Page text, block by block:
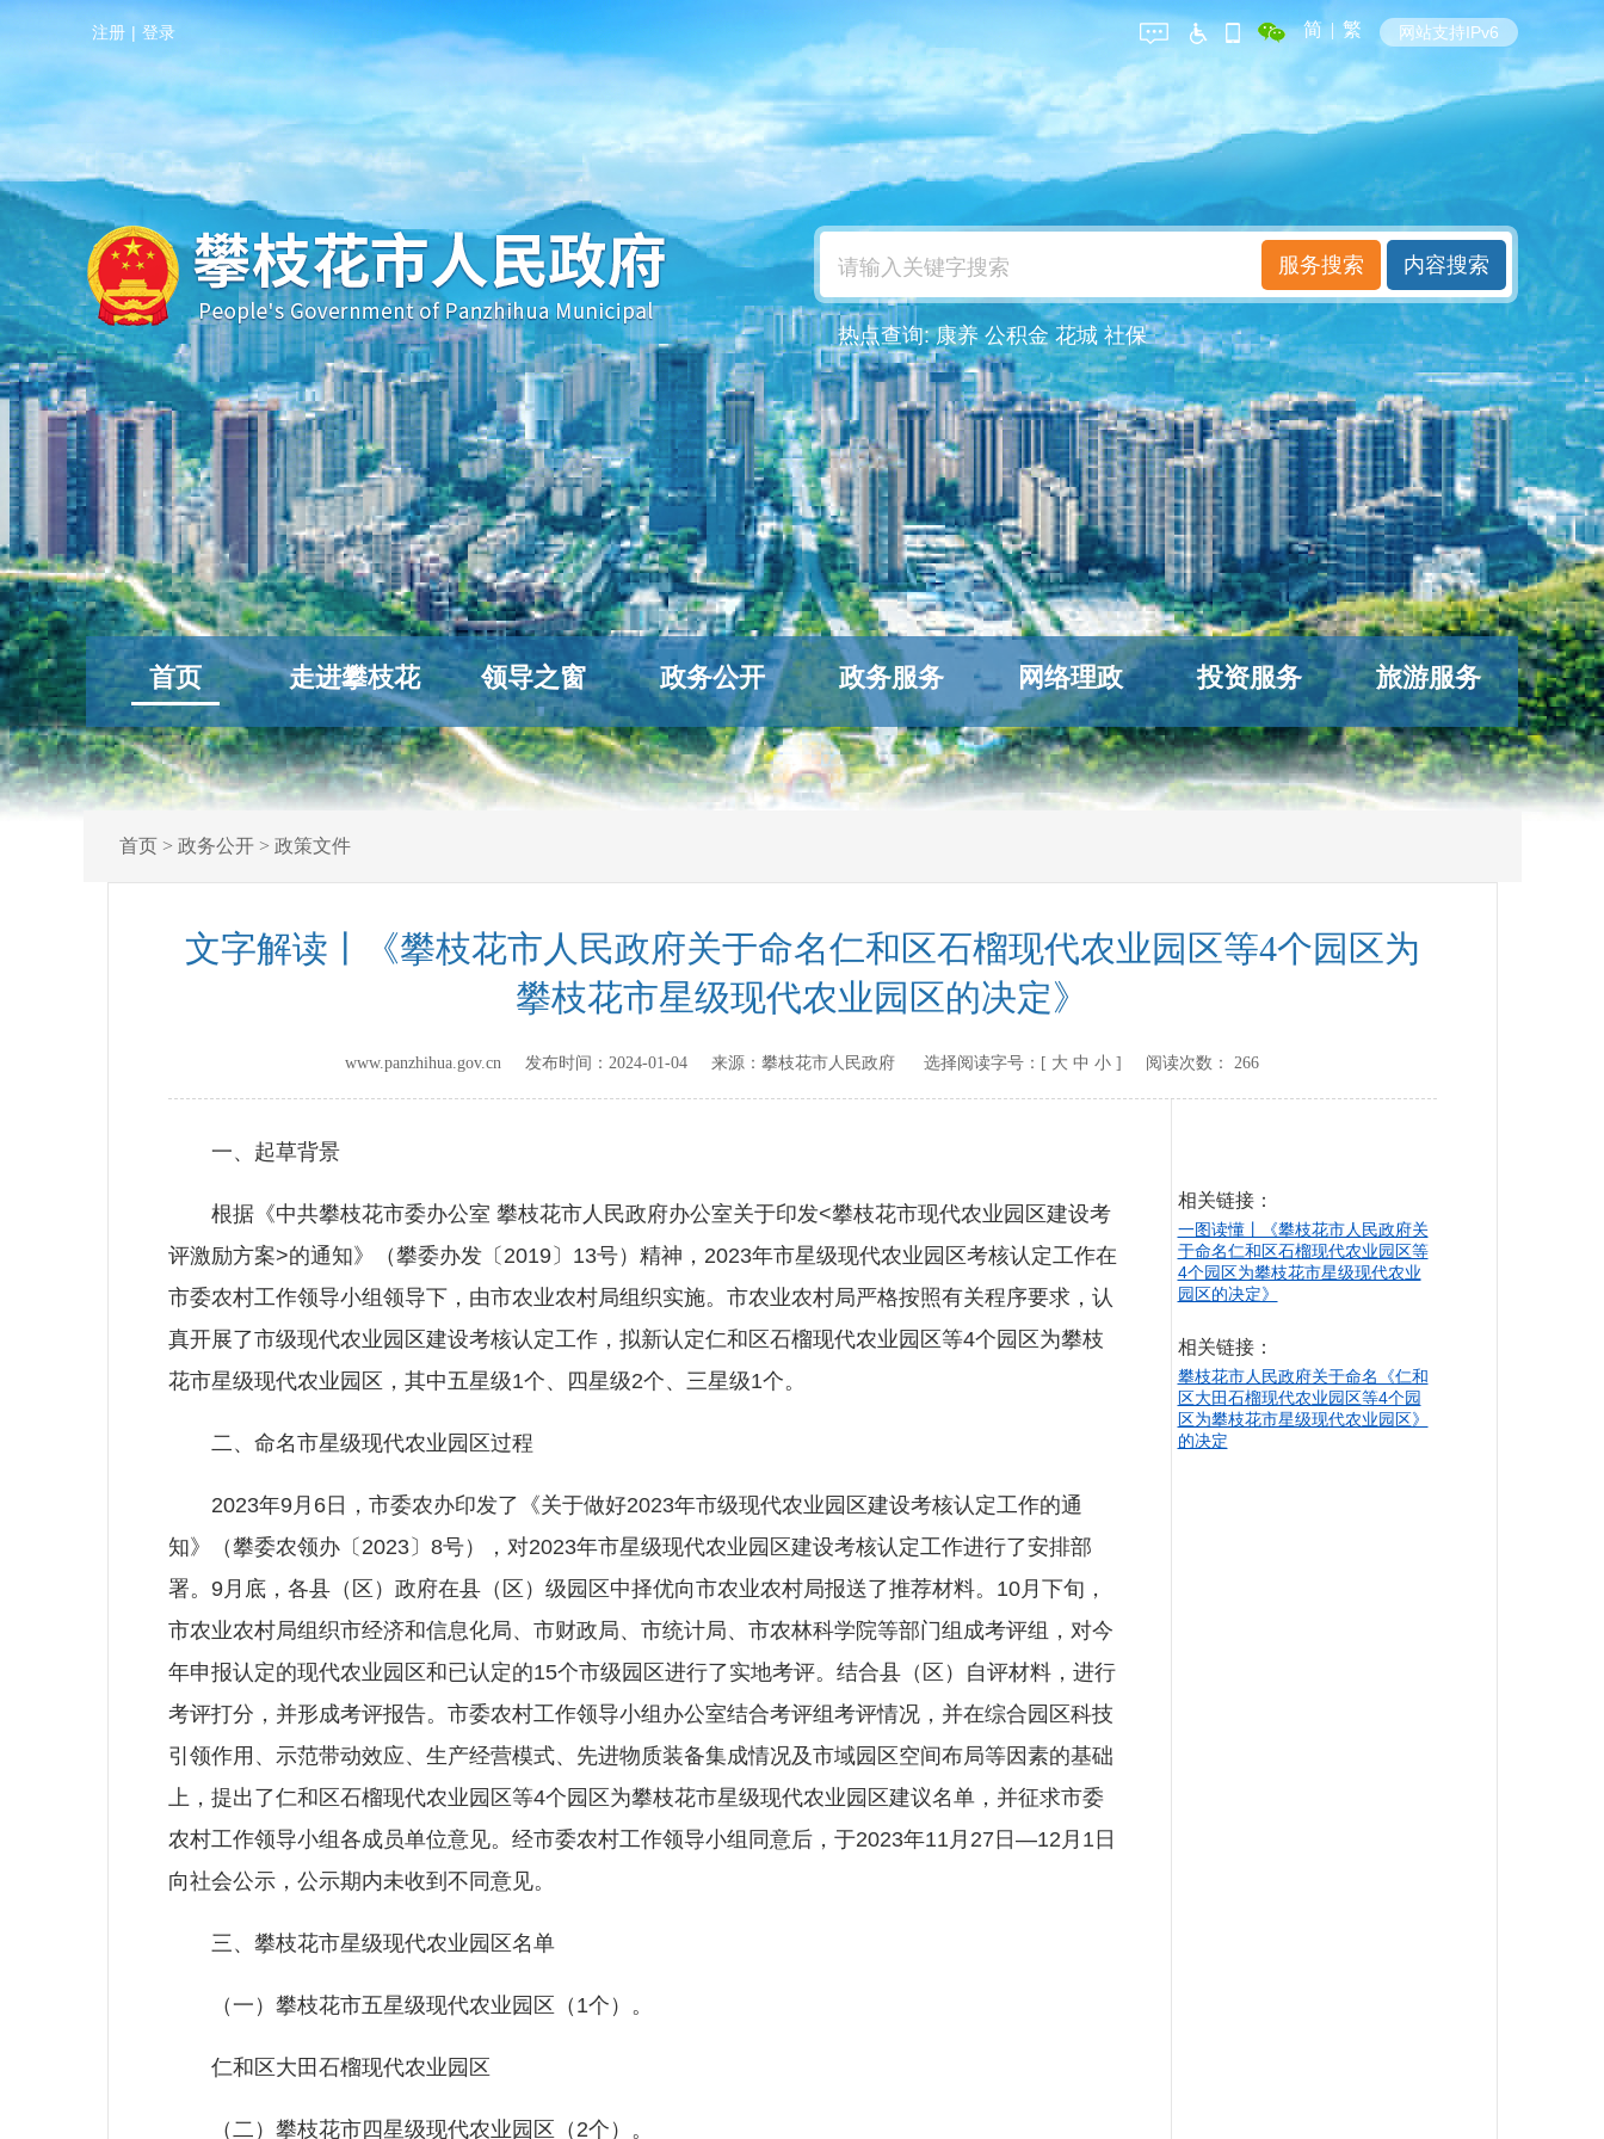
注册 | 登录 简 | 繁 网站支持IPv6
热点查询:康养 公积金 花城 社保
首页 走进攀枝花 领导之窗 政务公开 政务服务 网络理政 投资服务 旅游服务
首页> 政务公开> 政策文件
文字解读丨《攀枝花市人民政府关于命名仁和区石榴现代农业园区等4个园区为
攀枝花市星级现代农业园区的决定》
www.panzhihua.gov.cn 发布时间： 2024-01-04 来源： 攀枝花市人民政府 选择阅读字号：[ 大 中 小 ] 阅读次数： 266
一、起草背景
根据《中共攀枝花市委办公室 攀枝花市人民政府办公室关于印发<攀枝花市现代农业园区建设考
评激励方案>的通知》（攀委办发〔2019〕13号）精神，2023年市星级现代农业园区考核认定工作在
市委农村工作领导小组领导下，由市农业农村局组织实施。市农业农村局严格按照有关程序要求，认
真开展了市级现代农业园区建设考核认定工作，拟新认定仁和区石榴现代农业园区等4个园区为攀枝
花市星级现代农业园区，其中五星级1个、四星级2个、三星级1个。
二、命名市星级现代农业园区过程
2023年9月6日，市委农办印发了《关于做好2023年市级现代农业园区建设考核认定工作的通
知》（攀委农领办〔2023〕8号），对2023年市星级现代农业园区建设考核认定工作进行了安排部
署。9月底，各县（区）政府在县（区）级园区中择优向市农业农村局报送了推荐材料。10月下旬，
市农业农村局组织市经济和信息化局、市财政局、市统计局、市农林科学院等部门组成考评组，对今
年申报认定的现代农业园区和已认定的15个市级园区进行了实地考评。结合县（区）自评材料，进行
考评打分，并形成考评报告。市委农村工作领导小组办公室结合考评组考评情况，并在综合园区科技
引领作用、示范带动效应、生产经营模式、先进物质装备集成情况及市域园区空间布局等因素的基础
上，提出了仁和区石榴现代农业园区等4个园区为攀枝花市星级现代农业园区建议名单，并征求市委
农村工作领导小组各成员单位意见。经市委农村工作领导小组同意后，于2023年11月27日—12月1日
向社会公示，公示期内未收到不同意见。
三、攀枝花市星级现代农业园区名单
（一）攀枝花市五星级现代农业园区（1个）。
仁和区大田石榴现代农业园区
（二）攀枝花市四星级现代农业园区（2个）。
相关链接：
一图读懂丨《攀枝花市人民政府关
于命名仁和区石榴现代农业园区等
4个园区为攀枝花市星级现代农业
园区的决定》
相关链接：
攀枝花市人民政府关于命名《仁和
区大田石榴现代农业园区等4个园
区为攀枝花市星级现代农业园区》
的决定